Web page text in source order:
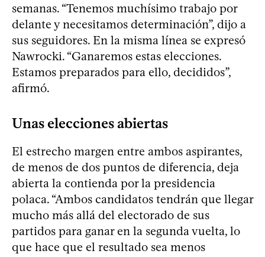
semanas. “Tenemos muchísimo trabajo por
delante y necesitamos determinación”, dijo a
sus seguidores. En la misma línea se expresó
Nawrocki. “Ganaremos estas elecciones.
Estamos preparados para ello, decididos”,
afirmó.
Unas elecciones abiertas
El estrecho margen entre ambos aspirantes,
de menos de dos puntos de diferencia, deja
abierta la contienda por la presidencia
polaca. “Ambos candidatos tendrán que llegar
mucho más allá del electorado de sus
partidos para ganar en la segunda vuelta, lo
que hace que el resultado sea menos